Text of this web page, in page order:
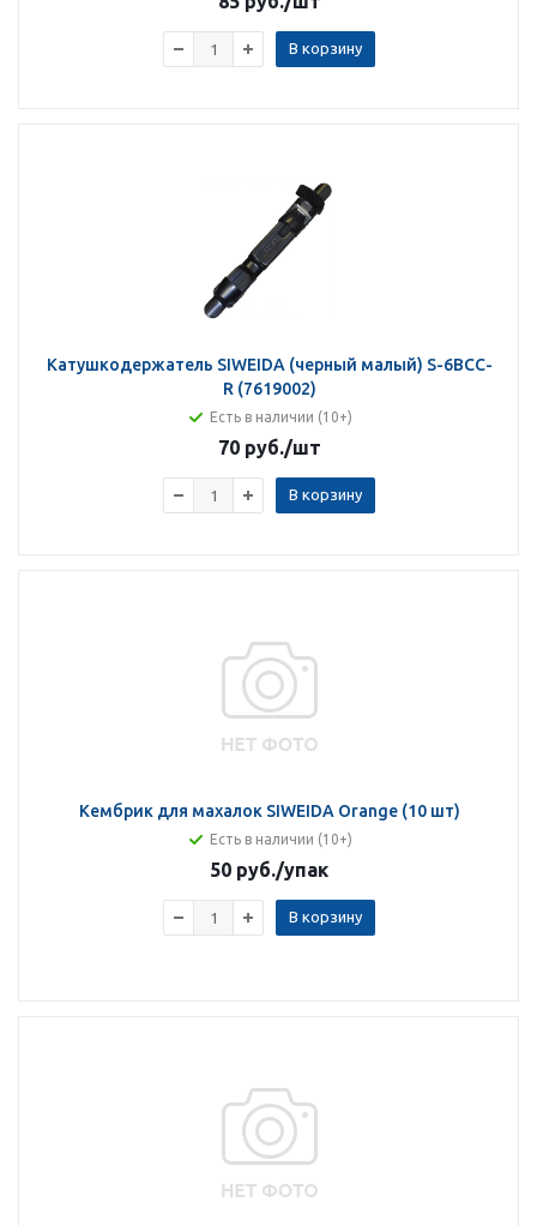
В корзину
Катушкодержатель SIWEIDA (черный малый) S-6BCC-
R (7619002)
Есть в наличии (10+)
70 руб./шт
В корзину
Кембрик для махалок SIWEIDA Orange (10 шт)
Есть в наличии (10+)
50 руб./упак
В корзину